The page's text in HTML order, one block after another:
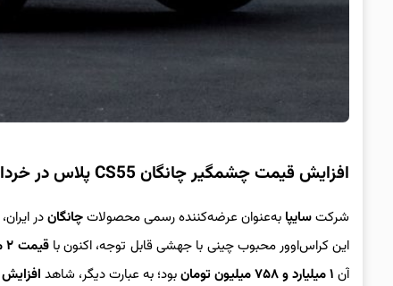
افزایش قیمت چشمگیر چانگان CS55 پلاس در خرداد ۱۴۰۴
شرکتسایپا به‌عنوان عرضه‌کننده رسمی محصولاتچانگاندر ایران،
این کراس‌اوور محبوب چینی با جهشی قابل توجه، اکنون باقیمت ۲ میلیارد و ۲۶۸ میلیون تومان
آن ۱ میلیارد و ۷۵۸ میلیون تومان بود؛ به عبارت دیگر، شاهد افزایش ۵۰۹ میلیون تومانی